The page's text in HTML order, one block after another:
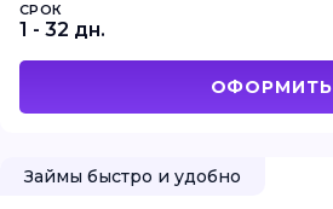
СРОК
1 - 32 дн.
ОФОРМИТЬ
Займы быстро и удобно